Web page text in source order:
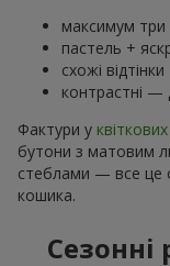
максимум три
пастель +
схожі
контрастні —
Фактури у
бутони з матовим
стеблами — все це
кошика.
Сезонні